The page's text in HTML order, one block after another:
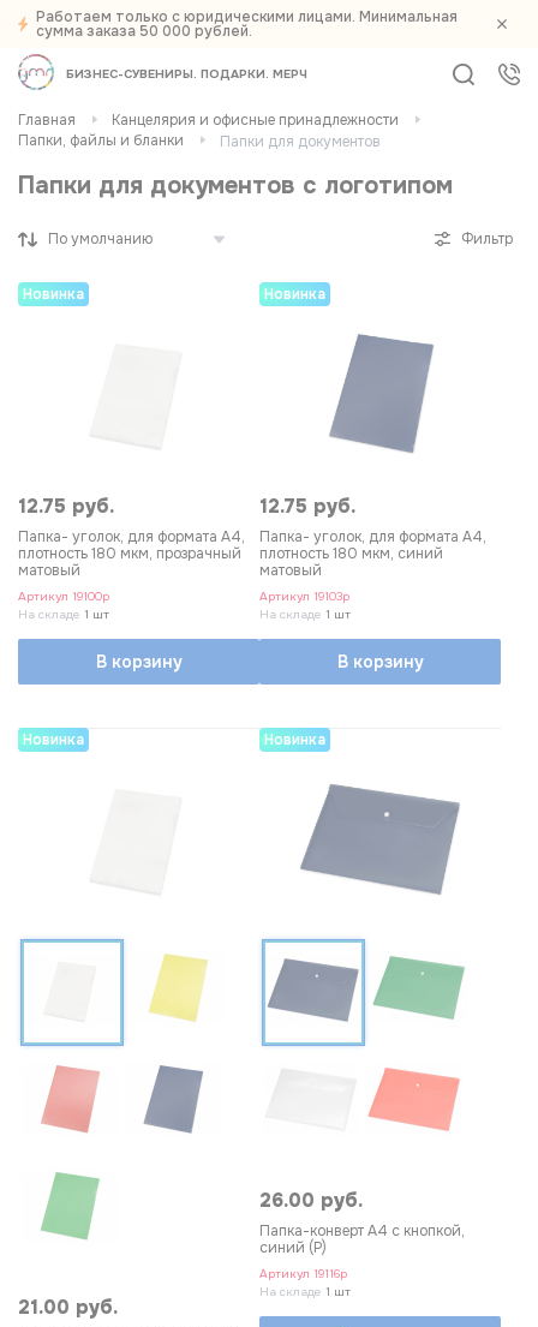
Работаем только с юридическими лицами. Минимальная
сумма заказа 50 000 рублей.
БИЗНЕС-СУВЕНИРЫ ПОДАРКИ МЕРЧ
Главная
Канцелярия и офисные принадлежности
Папки, файлы и бланки
Папки для документов
Папки для документов с логотипом
Фильтры
Новинки
Цена
Есть в наличии
Бренд
Mid Ocean Brands
Monogramma
Выберите фильтры
Фильтр
Новинка
12.75 руб.
Папка- уголок, для формата А4,
плотность 180 мкм, прозрачный
матовый
Артикул 19100p
На складе 1 шт
В корзину
Новинка
12.75 руб.
Папка- уголок, для формата А4,
плотность 180 мкм, синий
матовый
Артикул 19103p
На складе 1 шт
В корзину
Новинка
21.00 руб.
Новинка
26.00 руб.
Папка-конверт А4 с кнопкой,
синий (Р)
Артикул 19116p
На складе 1 шт